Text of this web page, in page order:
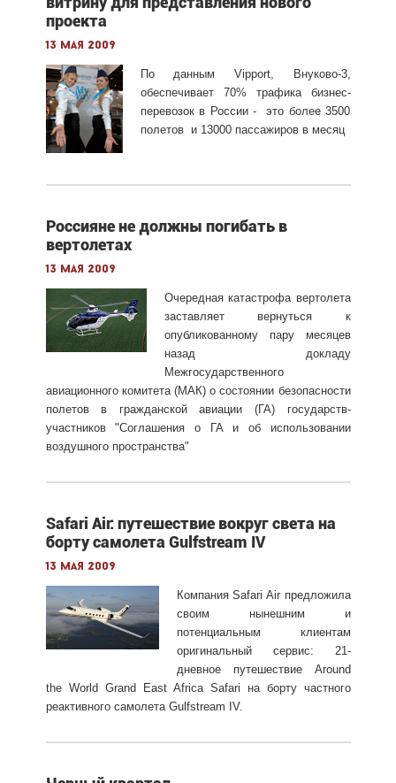
проекта
13 мая 2009
По данным Vipport, Внуково-3,
обеспечивает 70% трафика бизнес-
перевозок в России - это более 3500
полетов и 13000 пассажиров в месяц
Россияне не должны погибать в
вертолетах
13 мая 2009
Очередная катастрофа вертолета
заставляет вернуться к
опубликованному пару месяцев
назад докладу
Межгосударственного
авиационного комитета (МАК) о состоянии безопасности
полетов в гражданской авиации (ГА) государств-
участников "Соглашения о ГА и об использовании
воздушного пространства"
Safari Air: путешествие вокруг света на
борту самолета Gulfstream IV
13 мая 2009
Компания Safari Air предложила
своим нынешним и
потенциальным клиентам
оригинальный сервис: 21-
дневное путешествие Around
the World Grand East Africa Safari на борту частного
реактивного самолета Gulfstream IV.